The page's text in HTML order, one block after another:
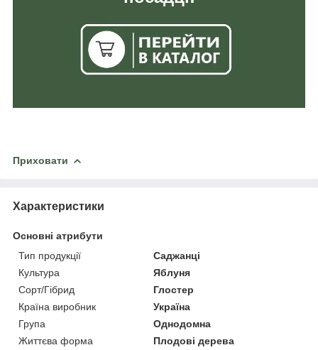
Приховати
Характеристики
Основні атрибути
Тип продукції
Саджанці
Культура
Яблуня
Сорт/Гібрид
Глостер
Країна виробник
Україна
Група
Однодомна
Життєва форма
Плодові дерева